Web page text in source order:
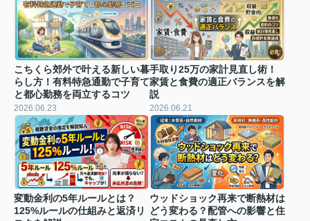
こちくら郊外で叶える新しい暮
らし方！有料特急通勤で子育て
と都心勤務を両立するコツ
2026.06.23
手取り25万の家計見直し術！
家賃と食費の適正バランスを解
説
2026.06.21
変動金利の5年ルールとは？
125%ルールの仕組みと返済リ
ウッドショック再来で断熱材は
どう変わる？配管への影響と住